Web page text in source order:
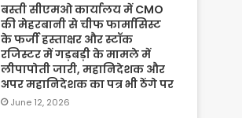
बस्ती सीएमओ कार्यालय में CMO
की मेहरबानी से चीफ फार्मासिस्ट
के फर्जी हस्ताक्षर और स्टॉक
रजिस्टर में गड़बड़ी के मामले में
लीपापोती जारी, महानिदेशक और
अपर महानिदेशक का पत्र भी ठेंगे पर
June 12, 2026